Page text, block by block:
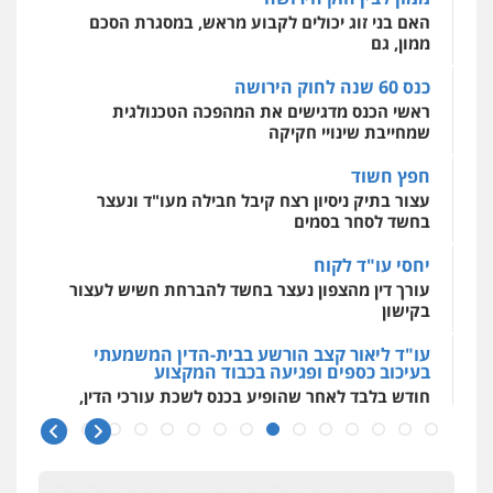
אסירים עבירות מין שירותים מקצועיים
לעורכי דין
האם בני זוג יכולים לקבוע מראש, במסגרת הסכם
ממון, גם
כנס 60 שנה לחוק הירושה
ראשי הכנס מדגישים את המהפכה הטכנולגית
שמחייבת שינויי חקיקה
חפץ חשוד
עצור בתיק ניסיון רצח קיבל חבילה מעו"ד ונעצר
בחשד לסחר בסמים
יחסי עו"ד לקוח
עורך דין מהצפון נעצר בחשד להברחת חשיש לעצור
בקישון
עו"ד ליאור קצב הורשע בבית-הדין המשמעתי
בעיכוב כספים ופגיעה בכבוד המקצוע
חודש בלבד לאחר שהופיע בכנס לשכת עורכי הדין,
קצב הורשע